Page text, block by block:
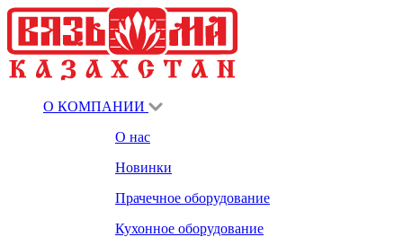
О КОМПАНИИ
О нас
Новинки
Прачечное оборудование
Кухонное оборудование